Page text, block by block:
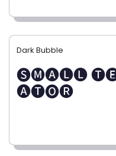
Dark Bubble
🅢🅜🅐🅛🅛
🅐🅣🅞🅡